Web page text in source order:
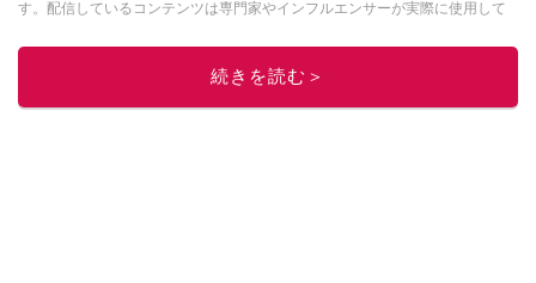
す。配信しているコンテンツは専門家やインフルエンサーが実際に使用して
ニュースでフォロー
続きを読む＞